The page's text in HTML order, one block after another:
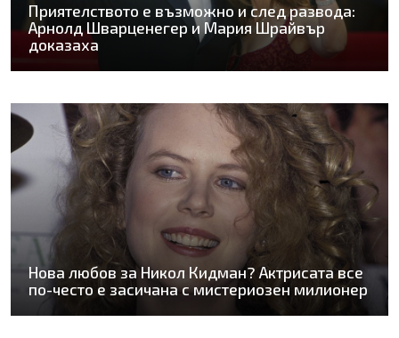
Приятелството е възможно и след развода:
Арнолд Шварценегер и Мария Шрайвър
доказаха
Нова любов за Никол Кидман? Актрисата все
по-често е засичана с мистериозен милионер